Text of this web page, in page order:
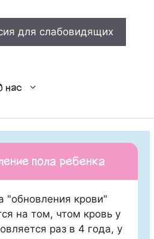
для слабовидящих
нас
пола ребенка
"обновления крови"
на том, чтом кровь у
раз в 4 года, у